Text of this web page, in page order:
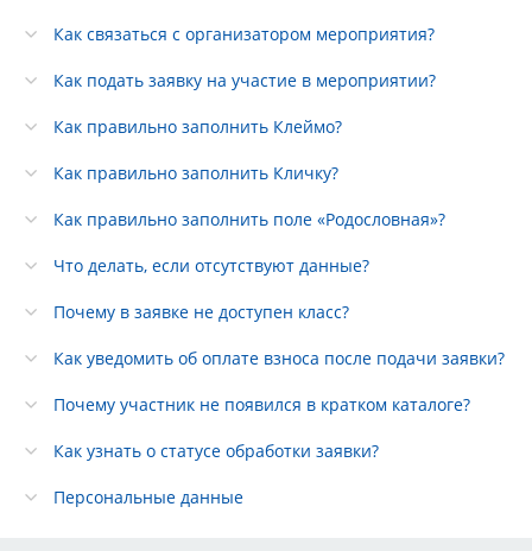
Как связаться с организатором мероприятия?
Как подать заявку на участие в мероприятии?
Как правильно заполнить Клеймо?
Как правильно заполнить Кличку?
Как правильно заполнить поле «Родословная»?
Что делать, если отсутствуют данные?
Почему в заявке не доступен класс?
Как уведомить об оплате взноса после подачи заявки?
Почему участник не появился в кратком каталоге?
Как узнать о статусе обработки заявки?
Персональные данные